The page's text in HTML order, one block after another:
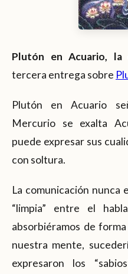
Plutón en Acuario, la
tercera entrega sobre
Plutón en Acuario
Mercurio se exalta
puede expresar sus
con soltura.
La comunicación nunca
“limpia” entre el
absorbiéramos de
nuestra mente,
expresaron los